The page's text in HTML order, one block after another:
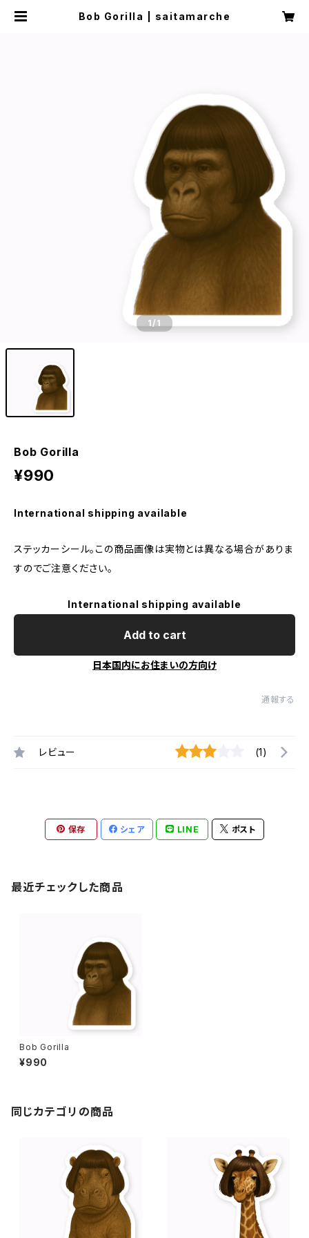
Bob Gorilla | saitamarche
1 /1
Bob Gorilla
¥990
International shipping available
ステッカーシール。この商品画像は実物とは異なる場合がありま
すのでご注意ください。
International shipping available
Add to cart
日本国内にお住まいの方向け
通報する
レビュー (1)
保存 シェア LINE ポスト
最近チェックした商品
Bob Gorilla
¥990
同じカテゴリの商品